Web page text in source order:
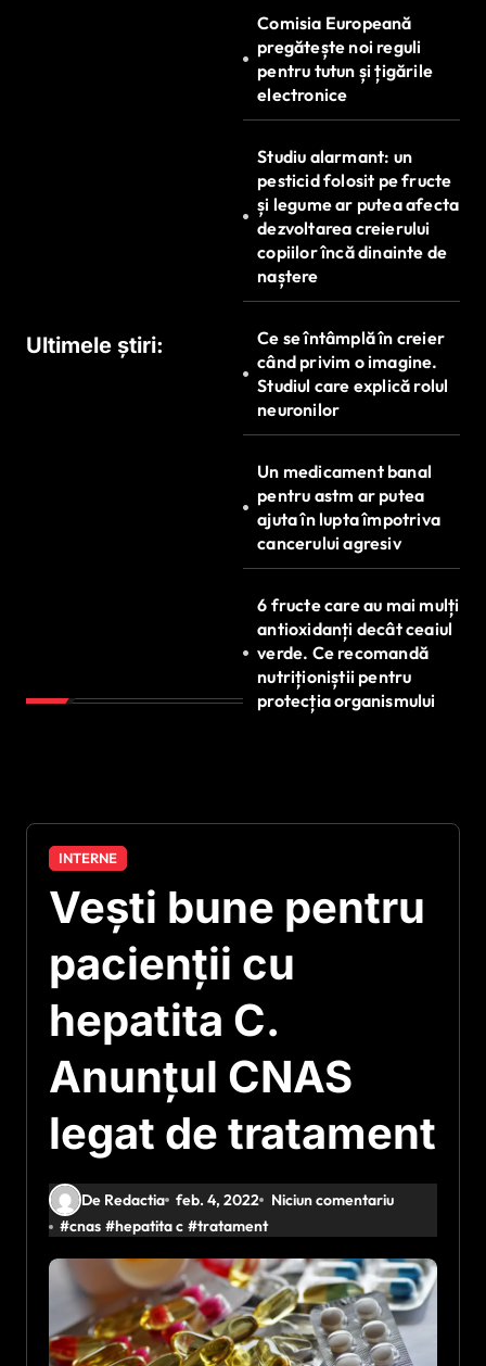
Ultimele știri:
Comisia Europeană
pregătește noi reguli
pentru tutun și țigările
electronice
Studiu alarmant: un
pesticid folosit pe fructe
și legume ar putea afecta
dezvoltarea creierului
copiilor încă dinainte de
naștere
Ce se întâmplă în creier
când privim o imagine.
Studiul care explică rolul
neuronilor
Un medicament banal
pentru astm ar putea
ajuta în lupta împotriva
cancerului agresiv
6 fructe care au mai mulți
antioxidanți decât ceaiul
verde. Ce recomandă
nutriționiștii pentru
protecția organismului
INTERNE
Vești bune pentru
pacienții cu
hepatita C.
Anunțul CNAS
legat de tratament
De Redactia feb. 4, 2022
Niciun comentariu
#cnas #hepatita c #tratament